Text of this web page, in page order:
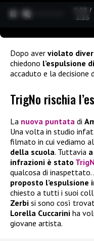
0:30 /
3:35
Dopo aver violato
chiedono l’espulsione
accaduto e la decisione
TrigNo rischia
La nuova puntata di
Una volta in studio
filmato in cui vediamo
della scuola. Tuttavia
infrazioni è stato
qualcosa di inaspettato.
proposto
chiesto a tutti i suoi
Zerbi si sono così
Lorella Cuccarini ha
giovane artista.